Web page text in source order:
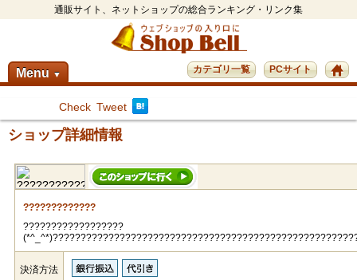
通販サイト、ネットショップの総合ランキング・リンク集
Menu ▼ PCサイト
カテゴリ一覧
Check Tweet
ショップ詳細情報
?????????????
??????????????????
決済方法